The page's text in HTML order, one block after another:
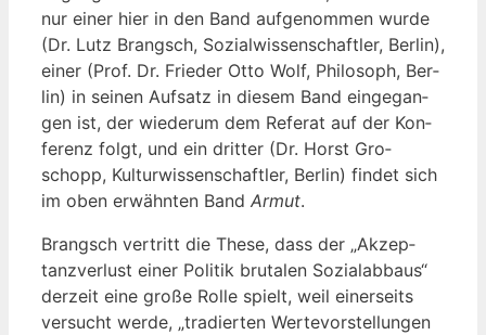
nur einer hier in den Band auf­ge­nom­men wur­de
(Dr. Lutz Brangsch, Sozi­al­wis­sen­schaft­ler, Ber­lin),
einer (Prof. Dr. Frie­der Otto Wolf, Phi­lo­soph, Ber­
lin) in sei­nen Auf­satz in die­sem Band ein­ge­gan­
gen ist, der wie­der­um dem Refe­rat auf der Kon­
fe­renz folgt, und ein drit­ter (Dr. Horst Gro­
schopp, Kul­tur­wis­sen­schaft­ler, Ber­lin) fin­det sich
im oben erwähn­ten Band Armut.
Brangsch ver­tritt die The­se, dass der „Akzep­
tanz­ver­lust einer Poli­tik bru­ta­len Sozi­al­ab­baus“
der­zeit eine gro­ße Rol­le spielt, weil einer­seits
ver­sucht wer­de, „tra­dier­ten Wer­te­vor­stel­lun­gen